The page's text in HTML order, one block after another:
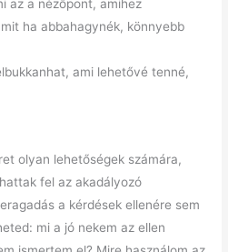
az a nézőpont, amihez
ha abbahagynék, könnyebb
ami lehetővé tenné,
olyan lehetőségek számára,
fel az akadályozó
a kérdések ellenére sem
mi a jó nekem az ellen